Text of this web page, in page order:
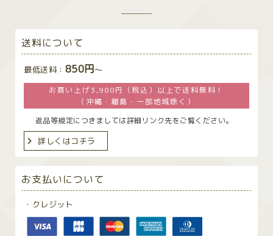
送料について
最低送料： 850円〜
お買い上げ3,980円（税込）以上で送料無料！
（沖縄・離島・一部地域除く）
返品等規定につきましては詳細リンク先をご覧ください。
詳しくはコチラ
お支払いについて
・クレジット